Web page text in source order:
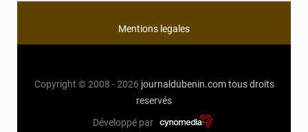
Mentions legales
Copyright © 2008 - 2026 journaldubenin.com tous droits
reservés
Développé par